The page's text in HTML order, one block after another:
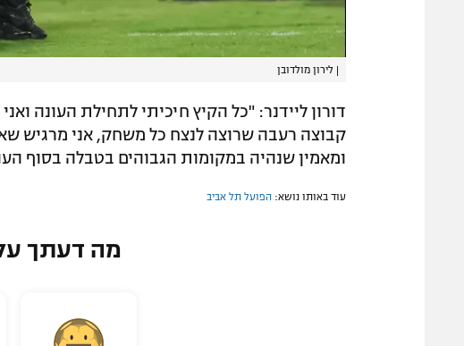
| לירון מולדובן
דורון ליידנר: "כל הקיץ חיכיתי לתחילת העונה
קבוצה רעבה שרוצה לנצח כל משחק, אני מרגיש
ומאמין שנהיה במקומות הגבוהים בטבלה בסוף
עוד באותו נושא: הפועל תל אביב
מה דעתך